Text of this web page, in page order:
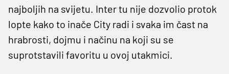
najboljih na svijetu. Inter tu nije dozvolio protok
lopte kako to inače City radi i svaka im čast na
hrabrosti, dojmu i načinu na koji su se
suprotstavili favoritu u ovoj utakmici.